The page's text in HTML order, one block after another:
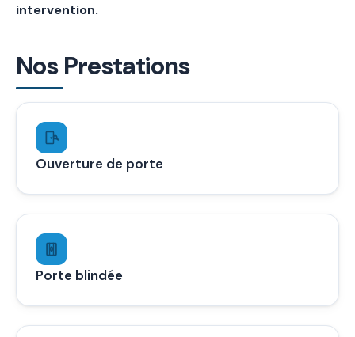
intervention.
Nos Prestations
Ouverture de porte
Porte blindée